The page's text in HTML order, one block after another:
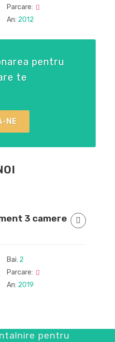
Parcare:
An: 2012
pentru
te
NE
3 camere
Bai: 2
Parcare:
An: 2019
pentru